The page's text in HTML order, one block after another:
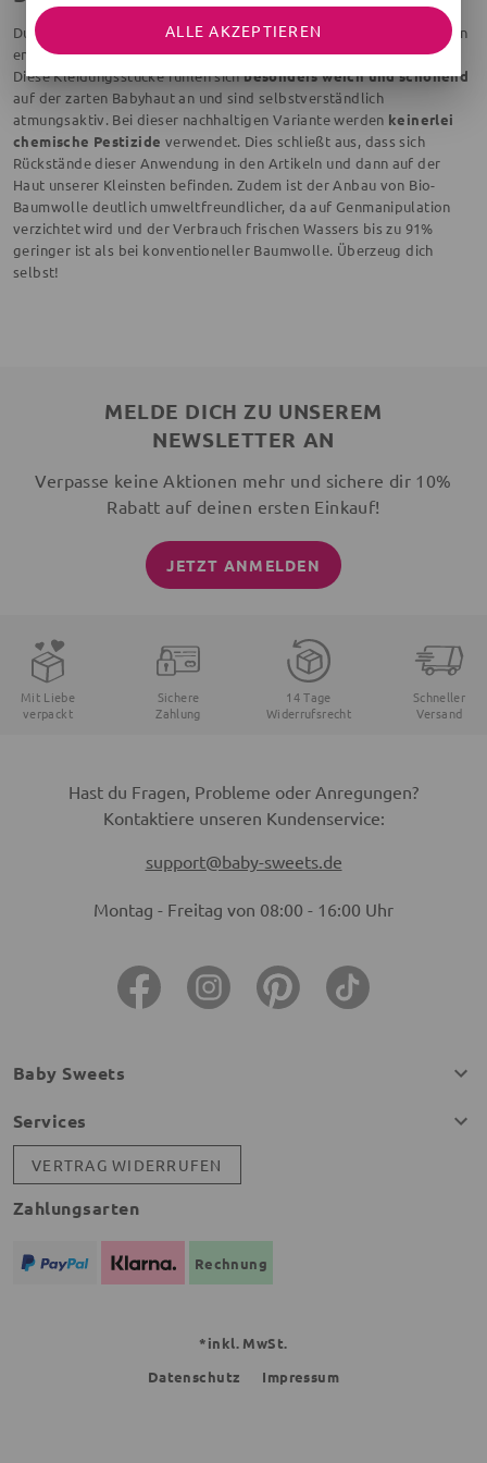
Du möchtest für deinen Sprössling nur das Beste vom Besten? Dann
entdecke die traumhaften Produkte der Kategorie Bio-Baumwolle!
Diese Kleidungsstücke fühlen sichbesonders weich und schonend
auf der zarten Babyhaut an und sind selbstverständlich
atmungsaktiv. Bei dieser nachhaltigen Variante werden keinerlei
chemische Pestizide verwendet. Dies schließt aus, dass sich
Rückstände dieser Anwendung in den Artikeln und dann auf der
Haut unserer Kleinsten befinden. Zudem ist der Anbau von Bio-
Baumwolle deutlich umweltfreundlicher, da auf Genmanipulation
verzichtet wird und der Verbrauch frischen Wassers bis zu 91%
geringer ist als bei konventioneller Baumwolle. Überzeug dich
selbst!
MELDE DICH ZU UNSEREM
NEWSLETTER AN
Verpasse keine Aktionen mehr und sichere dir 10%
Rabatt auf deinen ersten Einkauf!
JETZT ANMELDEN
Mit Liebe
verpackt
Sichere
Zahlung
14 Tage
Widerrufsrecht
Schneller
Versand
Hast du Fragen, Probleme oder Anregungen?
Kontaktiere unseren Kundenservice:
support@baby-sweets.de
Montag - Freitag von 08:00 - 16:00 Uhr
Baby Sweets
Services
VERTRAG WIDERRUFEN
Zahlungsarten
Rechnung
*inkl. MwSt.
Datenschutz
Impressum
ALLE AKZEPTIEREN